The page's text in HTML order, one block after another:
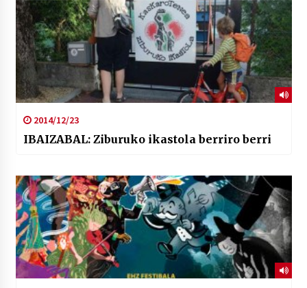
2014/12/23
IBAIZABAL: Ziburuko ikastola berriro berri